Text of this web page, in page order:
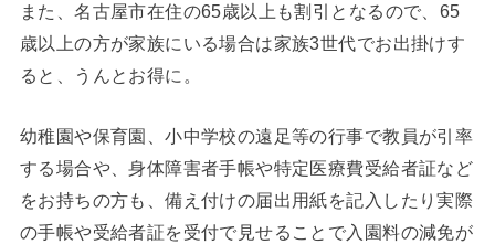
また、名古屋市在住の65歳以上も割引となるので、65
歳以上の方が家族にいる場合は家族3世代でお出掛けす
ると、うんとお得に。
幼稚園や保育園、小中学校の遠足等の行事で教員が引率
する場合や、身体障害者手帳や特定医療費受給者証など
をお持ちの方も、備え付けの届出用紙を記入したり実際
の手帳や受給者証を受付で見せることで入園料の減免が